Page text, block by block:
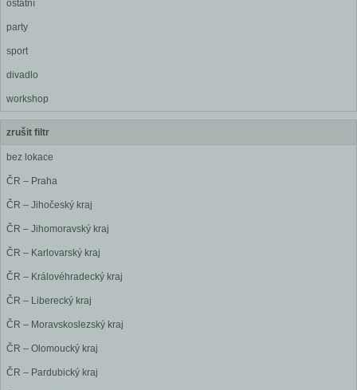
ostatní
party
sport
divadlo
workshop
zrušit filtr
bez lokace
ČR – Praha
ČR – Jihočeský kraj
ČR – Jihomoravský kraj
ČR – Karlovarský kraj
ČR – Královéhradecký kraj
ČR – Liberecký kraj
ČR – Moravskoslezský kraj
ČR – Olomoucký kraj
ČR – Pardubický kraj